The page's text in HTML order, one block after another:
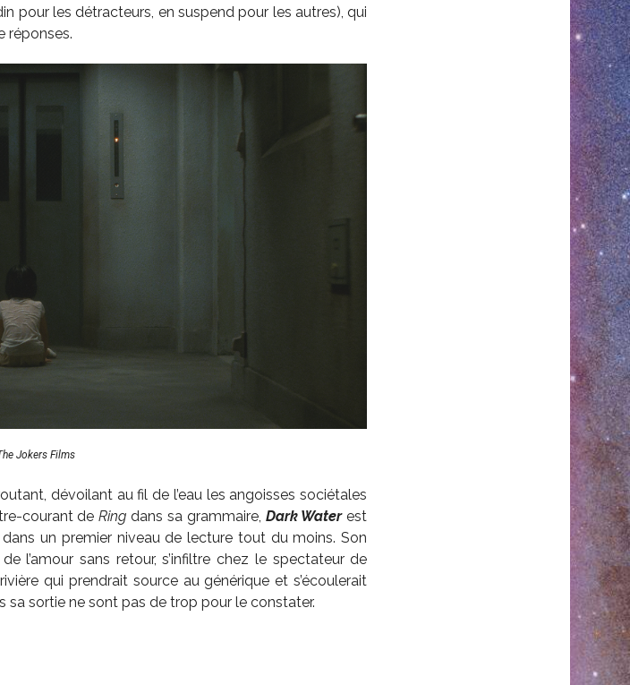
pour les détracteurs, en suspend pour les autres), qui
réponses.
Jokers Films
dévoilant au fil de l’eau les angoisses sociétales
courant deRing dans sa grammaire, Dark Waterest
un premier niveau de lecture tout du moins. Son
l’amour sans retour, s’infiltre chez le spectateur de
qui prendrait source au générique et s’écoulerait
sa sortie ne sont pas de trop pour le constater.